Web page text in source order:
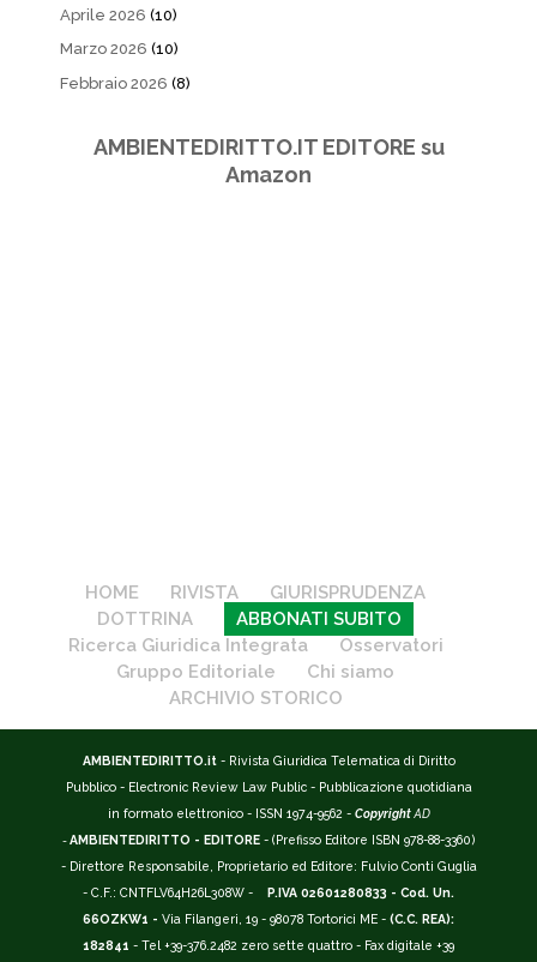
Aprile 2026 (10)
Marzo 2026 (10)
Febbraio 2026 (8)
AMBIENTEDIRITTO.IT EDITORE su
Amazon
HOME RIVISTA
GIURISPRUDENZA
DOTTRINA
ABBONATI SUBITO
Ricerca Giuridica Integrata
Osservatori
Gruppo Editoriale
Chi siamo
ARCHIVIO STORICO
AMBIENTEDIRITTO.it - Rivista Giuridica Telematica di Diritto
Pubblico - Electronic Review Law Public - Pubblicazione quotidiana
in formato elettronico - ISSN 1974-9562 - Copyright AD
-AMBIENTEDIRITTO - EDITORE - (Prefisso Editore ISBN 978-88-3360)
- Direttore Responsabile, Proprietario ed Editore: Fulvio Conti Guglia
- C.F.: CNTFLV64H26L308W -
P.IVA 02601280833 - Cod. Un.
66OZKW1 - Via Filangeri, 19 - 98078 Tortorici ME - (C.C. REA):
182841 - Tel +39-376.2482 zero sette quattro - Fax digitale +39